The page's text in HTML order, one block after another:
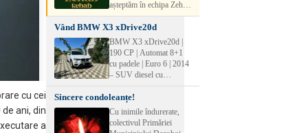
cu cei
ani, din
a
așteptăm în echipa Zehab
Kebab! Posturi
disponibile: -
SHAORMAR AJUTOR
BUCATAR 2/posturi -
LUCRATOR
COMERCIAL
OFERIM : Contract de
muncă Program flexibil
Salariu motivant, în
funcție de experienț
Vând BMW X3 xDrive20d
BMW X3 xDrive20d |
190 CP | Automat 8+1
cu padele | Euro 6 | 2014
– SUV diesel cu
perfect pentru cei care
doresc performanță,
confort și siguranță în
orice condiții.
Sincere condoleanțe!
Cu inimile îndurerate,
colectivul Primăriei